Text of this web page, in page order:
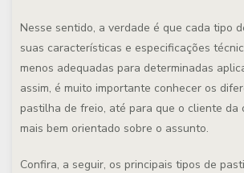
Nesse sentido, a verdade é que cada tipo
suas características e especificações
menos adequadas para determinadas
assim, é muito importante conhecer os
pastilha de freio, até para que o cliente da
mais bem orientado sobre o assunto.
Confira, a seguir, os principais tipos de